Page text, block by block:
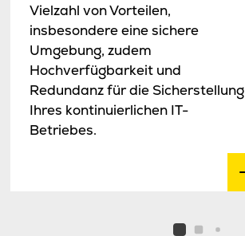
Vielzahl von Vorteilen,
insbesondere eine sichere
Umgebung, zudem
Hochverfügbarkeit und
Redundanz für die Sicherstellung
Ihres kontinuierlichen IT-
Betriebes.